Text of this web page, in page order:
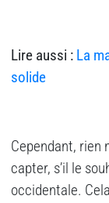
Lire aussi : La
solide
Cependant, rien
capter, s’il le
occidentale.